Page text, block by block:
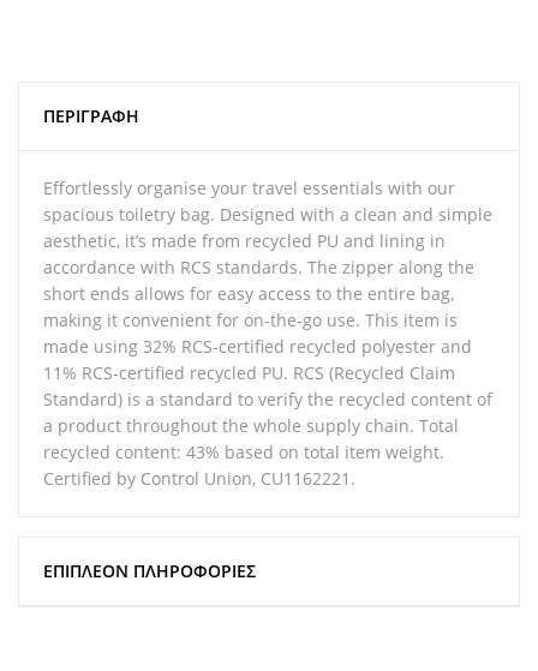
ΠΕΡΙΓΡΑΦΉ
Effortlessly organise your travel essentials with our
spacious toiletry bag. Designed with a clean and simple
aesthetic, it’s made from recycled PU and lining in
accordance with RCS standards. The zipper along the
short ends allows for easy access to the entire bag,
making it convenient for on-the-go use. This item is
made using 32% RCS-certified recycled polyester and
11% RCS-certified recycled PU. RCS (Recycled Claim
Standard) is a standard to verify the recycled content of
a product throughout the whole supply chain. Total
recycled content: 43% based on total item weight.
Certified by Control Union, CU1162221.
ΕΠΙΠΛΈΟΝ ΠΛΗΡΟΦΟΡΊΕΣ